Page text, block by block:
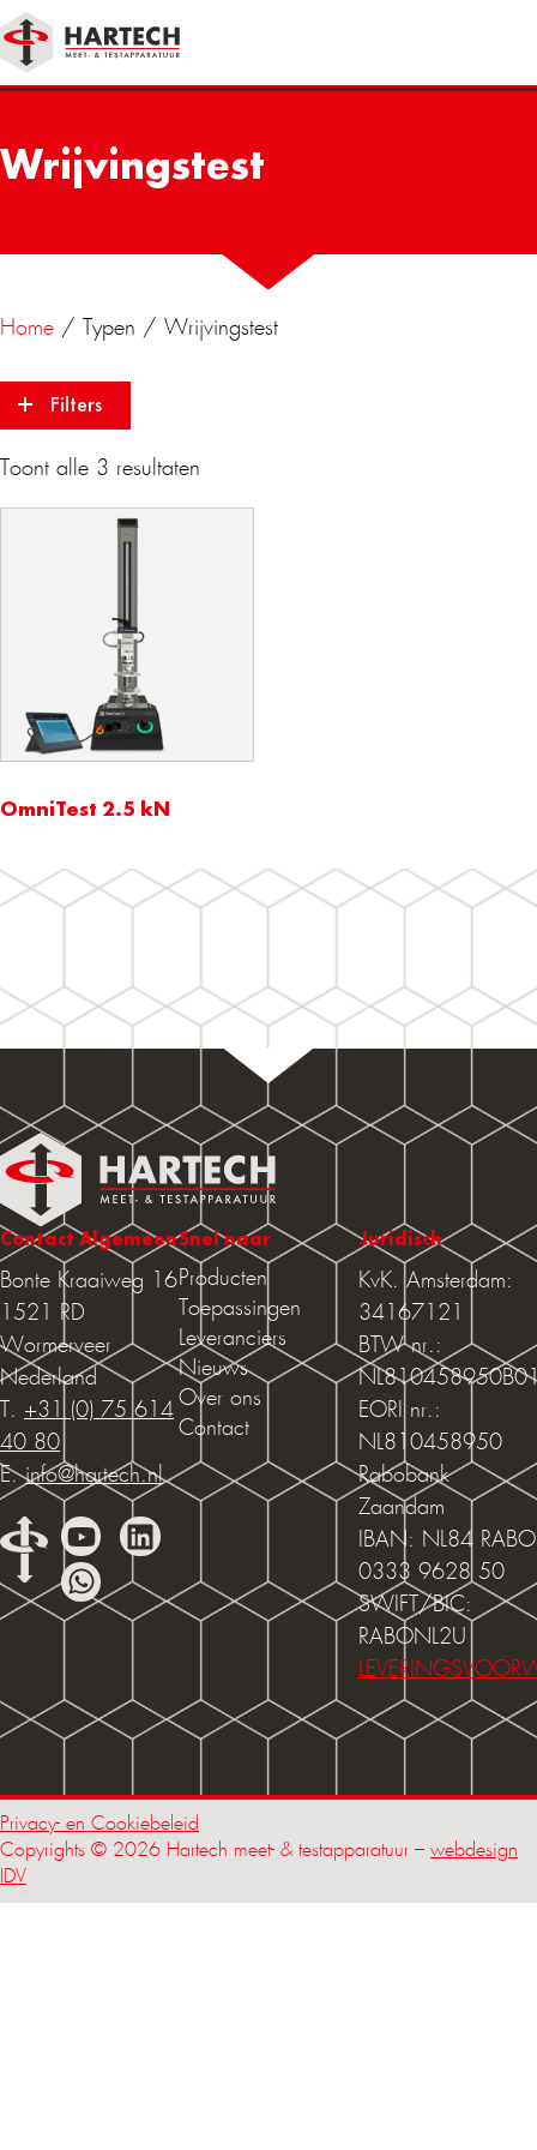
Wrijvingstest
Home / Typen / Wrijvingstest
Filters
Toont alle 3 resultaten
OmniTest 2.5 kN
Contact Algemeen
Bonte Kraaiweg 16
1521 RD
Wormerveer
Nederland
T. +31 (0) 75 614
40 80
E.info@hartech.nl
Snel naar
Producten
Toepassingen
Leveranciers
Nieuws
Over ons
Contact
Juridisch
KvK. Amsterdam:
34167121
BTW nr.:
EORI nr.:
NL810458950
Rabobank
Zaandam
IBAN: NL84 RABO
0333 9628 50
SWIFT/BIC:
RABONL2U
Privacy- en Cookiebeleid
Copyrights © 2026 Hartech meet- & testapparatuur – webdesign
IDV